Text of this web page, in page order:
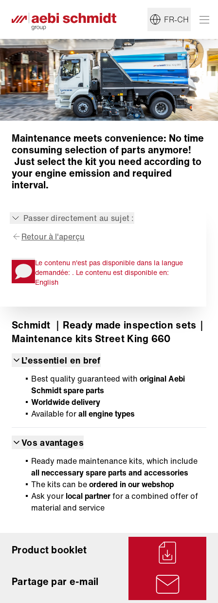
FR-CH
Maintenance meets convenience: No time
consuming selection of parts anymore!​
Just select the kit you need according to
your engine emission and required
interval.
Passer directement au sujet :
Retour à l'aperçu
Le contenu n'est pas disponible dans la langue
demandée: . Le contenu est disponible en:
English
Schmidt ｜Ready made inspection sets ｜
Maintenance kits Street King 660
L’essentiel en bref
Best quality guaranteed with original Aebi
Schmidt spare parts
Worldwide delivery
Available forall engine types
Vos avantages
Ready made maintenance kits, which include
all neccessary spare parts and accessories
The kits can beordered in ourwebshop
Ask your local partnerfor a combined offer of
material and service
Product booklet
Partage par e-mail